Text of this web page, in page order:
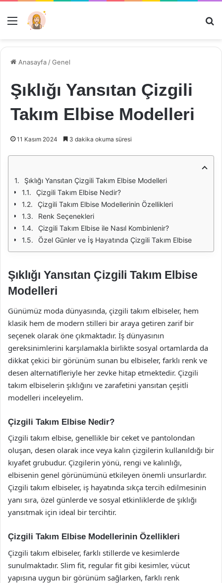
Menü
Anasayfa /Genel
Şıklığı Yansıtan Çizgili
Takım Elbise Modelleri
11 Kasım 2024 3 dakika okuma süresi
Şıklığı Yansıtan Çizgili Takım Elbise Modelleri
Çizgili Takım Elbise Nedir?
Çizgili Takım Elbise Modellerinin Özellikleri
Renk Seçenekleri
Çizgili Takım Elbise ile Nasıl Kombinlenir?
Özel Günler ve İş Hayatında Çizgili Takım Elbise
Şıklığı Yansıtan Çizgili Takım Elbise
Modelleri
Günümüz moda dünyasında, çizgili takım elbiseler, hem
klasik hem de modern stilleri bir araya getiren zarif bir
seçenek olarak öne çıkmaktadır. İş dünyasının
gereksinimlerini karşılamakla birlikte sosyal ortamlarda da
dikkat çekici bir görünüm sunan bu elbiseler, farklı renk ve
desen alternatifleriyle her zevke hitap etmektedir. Çizgili
takım elbiselerin şıklığını ve zarafetini yansıtan çeşitli
modelleri inceleyelim.
Çizgili Takım Elbise Nedir?
Çizgili takım elbise, genellikle bir ceket ve pantolondan
oluşan, desen olarak ince veya kalın çizgilerin kullanıldığı bir
kıyafet grubudur. Çizgilerin yönü, rengi ve kalınlığı,
elbisenin genel görünümünü etkileyen önemli unsurlardır.
Çizgili takım elbiseler, iş hayatında sıkça tercih edilmesinin
yanı sıra, özel günlerde ve sosyal etkinliklerde de şıklığı
yansıtmak için ideal bir tercihtir.
Çizgili Takım Elbise Modellerinin Özellikleri
Çizgili takım elbiseler, farklı stillerde ve kesimlerde
sunulmaktadır. Slim fit, regular fit gibi kesimler, vücut
yapısına uygun bir görünüm sağlarken, farklı renk